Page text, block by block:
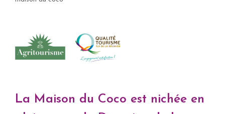
La Maison du Coco est nichée en